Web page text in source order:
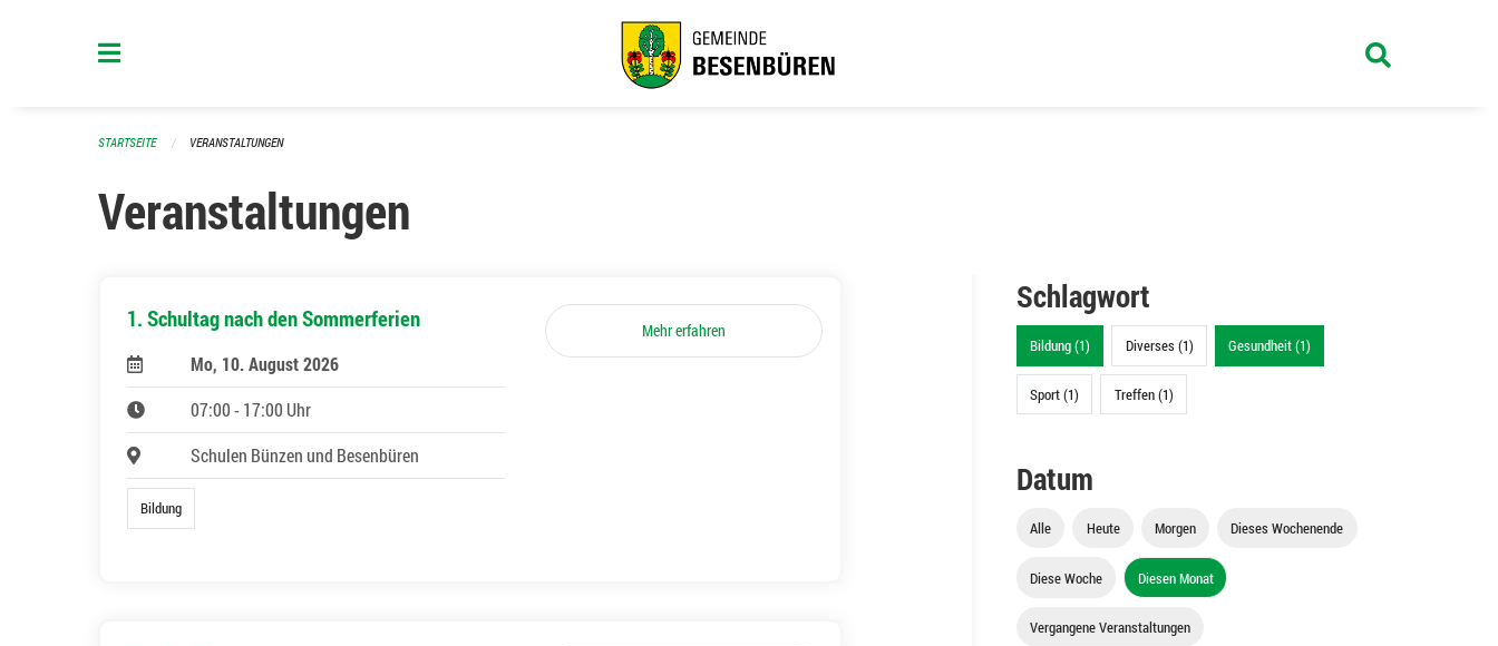
STARTSEITE VERANSTALTUNGEN
Veranstaltungen
1. Schultag nach den Sommerferien
Mo, 10. August 2026
07:00 - 17:00 Uhr
Schulen Bünzen und Besenbüren
Bildung
Mehr erfahren
Schlagwort
Bildung (1) Diverses (1) Gesundheit (1)
Sport (1) Treffen (1)
Datum
Alle Heute Morgen Dieses Wochenende
Diese Woche Diesen Monat
Vergangene Veranstaltungen